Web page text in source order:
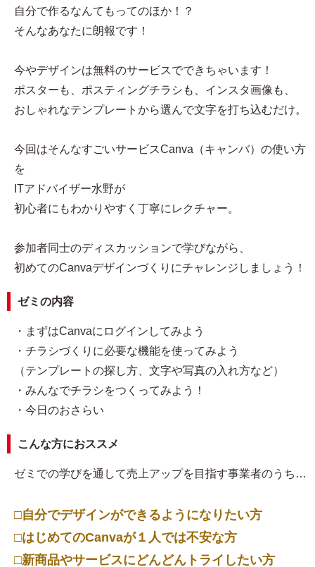
自分で作るなんてもってのほか！？
そんなあなたに朗報です！
今やデザインは無料のサービスでできちゃいます！
ポスターも、ポスティングチラシも、インスタ画像も、
おしゃれなテンプレートから選んで文字を打ち込むだけ。
今回はそんなすごいサービスCanva（キャンバ）の使い方
を
ITアドバイザー水野が
初心者にもわかりやすく丁寧にレクチャー。
参加者同士のディスカッションで学びながら、
初めてのCanvaデザインづくりにチャレンジしましょう！
ゼミの内容
・まずはCanvaにログインしてみよう
・チラシづくりに必要な機能を使ってみよう
（テンプレートの探し方、文字や写真の入れ方など）
・みんなでチラシをつくってみよう！
・今日のおさらい
こんな方におススメ
ゼミでの学びを通して売上アップを目指す事業者のうち…
□自分でデザインができるようになりたい方
□はじめてのCanvaが１人では不安な方
□新商品やサービスにどんどんトライしたい方